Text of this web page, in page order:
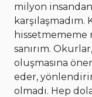
milyon
sanırım.
oluşmasına
eder,
olmadı. Hep